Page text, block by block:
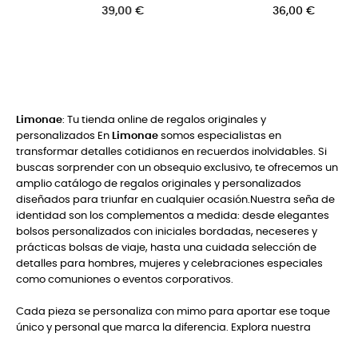
36,00 € 115,00 €
Limonae: Tu tienda online de regalos originales y
personalizados En Limonae somos especialistas en
transformar detalles cotidianos en recuerdos inolvidables. Si
buscas sorprender con un obsequio exclusivo, te ofrecemos un
amplio catálogo de regalos originales y personalizados
diseñados para triunfar en cualquier ocasión.Nuestra seña de
identidad son los complementos a medida: desde elegantes
bolsos personalizados con iniciales bordadas, neceseres y
prácticas bolsas de viaje, hasta una cuidada selección de
detalles para hombres, mujeres y celebraciones especiales
como comuniones o eventos corporativos.
Cada pieza se personaliza con mimo para aportar ese toque
único y personal que marca la diferencia. Explora nuestra